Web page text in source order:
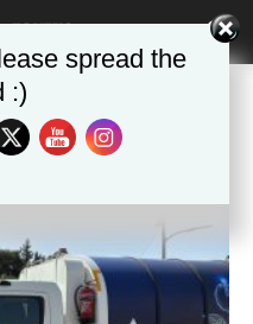
spread the
:)